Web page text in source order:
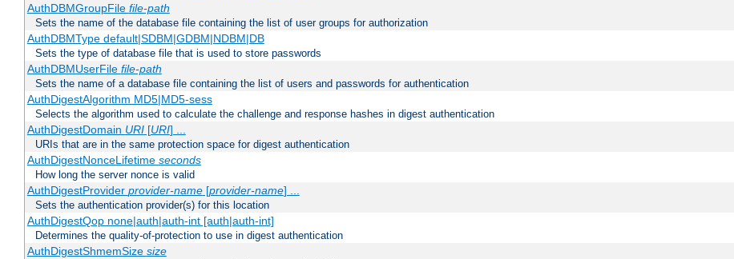
AuthDBMGroupFile file-path
Sets the name of the database file containing the list of user groups for authorization
AuthDBMType default|SDBM|GDBM|NDBM|DB
Sets the type of database file that is used to store passwords
AuthDBMUserFile file-path
Sets the name of a database file containing the list of users and passwords for authentication
AuthDigestAlgorithm MD5|MD5-sess
Selects the algorithm used to calculate the challenge and response hashes in digest authentication
AuthDigestDomain URI[URI] ...
URIs that are in the same protection space for digest authentication
AuthDigestNonceLifetime seconds
How long the server nonce is valid
AuthDigestProvider provider-name[provider-name] ...
Sets the authentication provider(s) for this location
AuthDigestQop none|auth|auth-int [auth|auth-int]
Determines the quality-of-protection to use in digest authentication
AuthDigestShmemSize size